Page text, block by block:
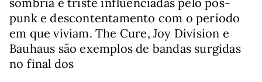
punk e descontentamento com o período
em que viviam. The Cure, Joy Division e
Bauhaus são exemplos de bandas surgidas
no final dos